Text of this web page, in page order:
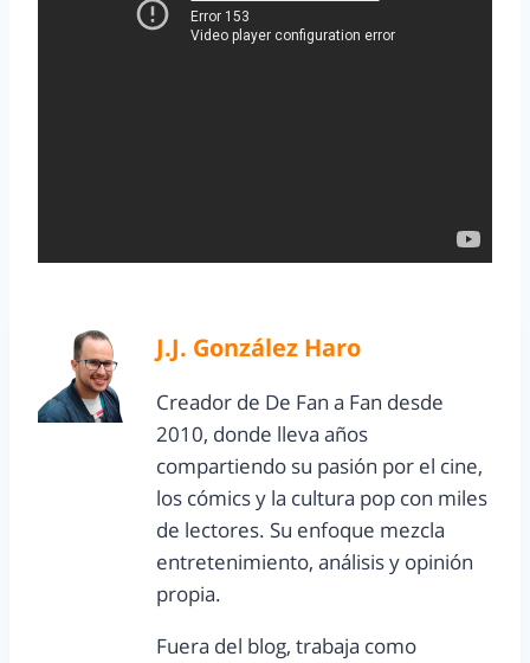
J.J. González Haro
Creador de De Fan a Fan desde
2010, donde lleva años
compartiendo su pasión por el cine,
los cómics y la cultura pop con miles
de lectores. Su enfoque mezcla
entretenimiento, análisis y opinión
propia.
Fuera del blog, trabaja como